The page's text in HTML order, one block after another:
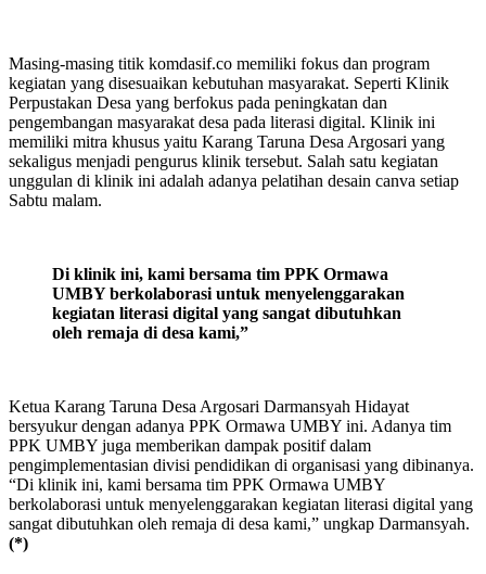
Masing-masing titik komdasif.co memiliki fokus dan program
kegiatan yang disesuaikan kebutuhan masyarakat. Seperti Klinik
Perpustakan Desa yang berfokus pada peningkatan dan
pengembangan masyarakat desa pada literasi digital. Klinik ini
memiliki mitra khusus yaitu Karang Taruna Desa Argosari yang
sekaligus menjadi pengurus klinik tersebut. Salah satu kegiatan
unggulan di klinik ini adalah adanya pelatihan desain canva setiap
Sabtu malam.
Di klinik ini, kami bersama tim PPK Ormawa
UMBYberkolaborasi untuk menyelenggarakan
kegiatan literasi digital yang sangat dibutuhkan
oleh remaja di desa kami,”
Ketua Karang Taruna Desa Argosari Darmansyah Hidayat
bersyukur dengan adanya PPK Ormawa UMBY ini. Adanya tim
PPK UMBY juga memberikan dampak positif dalam
pengimplementasian divisi pendidikan di organisasi yang dibinanya.
“Di klinik ini, kami bersama tim PPK Ormawa UMBY
berkolaborasi untuk menyelenggarakan kegiatan literasi digital yang
sangat dibutuhkan oleh remaja di desa kami,” ungkap Darmansyah.
(*)